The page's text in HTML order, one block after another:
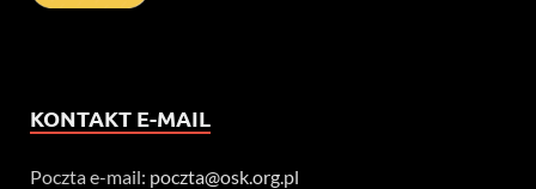
KONTAKT E-MAIL
Poczta e-mail: poczta@osk.org.pl